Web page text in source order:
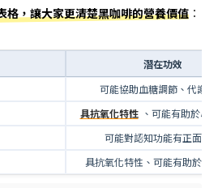
格，讓大家更清楚黑咖啡的營養價值 ：
潛在功效
可能協助血糖調節、代謝
具抗氧化特性 、可能有助於心
可能對認知功能有正面影
具抗氧化特性、可能有助於免